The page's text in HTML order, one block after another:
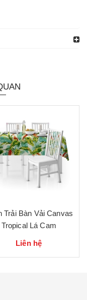
Trải Bàn Vải Canvas
Tropical Lá Cam
Liên hệ